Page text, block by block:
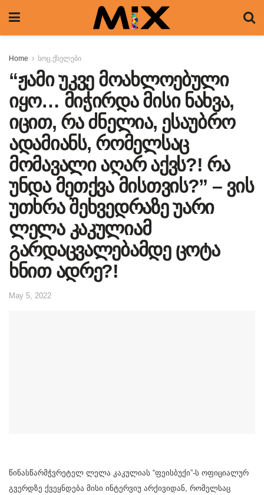
Home სოც.ქსელები
“ჟამი უკვე მოახლოებული
იყო… მიჭირდა მისი ნახვა,
იცით, რა ძნელია, ესაუბრო
ადამიანს, რომელსაც
მომავალი აღარ აქვს?! რა
უნდა მეთქვა მისთვის?” – ვის
უთხრა შეხვედრაზე უარი
ლელა კაკულიამ
გარდაცვალებამდე ცოტა
ხნით ადრე?!
May 5, 2022
წინასწარმჭვრეტელ ლელა კაკულიას “ფეისბუქი”-ს ოფიციალურ
გვერდზე ქვეყნდება მისი ინტერვიუ არქივიდან, რომელსაც